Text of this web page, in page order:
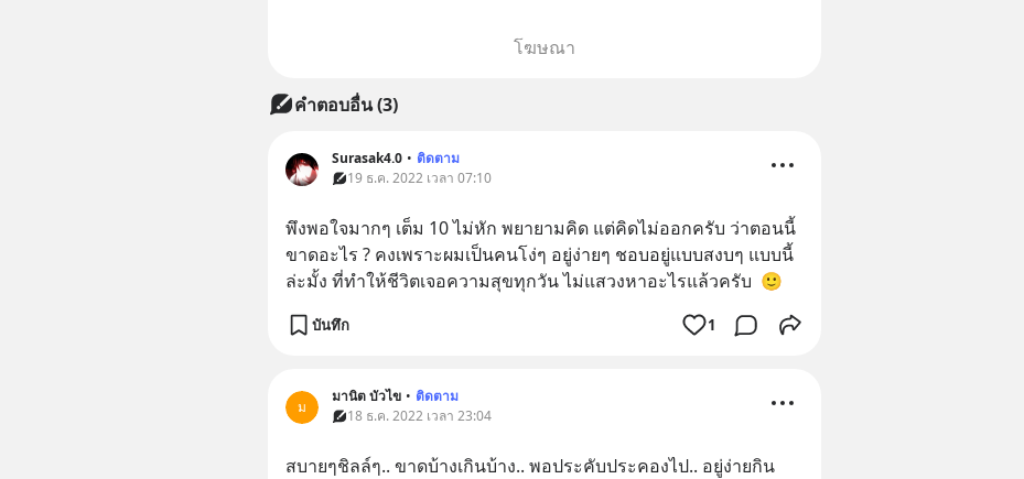
โฆษณา
คำตอบอื่น(3)
Surasak4.0 • ติดตาม
19 ธ.ค. 2022 เวลา 07:10
พึงพอใจมากๆ เต็ม 10 ไม่หัก พยายามคิด แต่คิดไม่ออกครับ ว่าตอนนี้
ขาดอะไร ? คงเพราะผมเป็นคนโง่ๆ อยู่ง่ายๆ ชอบอยู่แบบสงบๆ แบบนี้
ล่ะมั้ง ที่ทำให้ชีวิตเจอความสุขทุกวัน ไม่แสวงหาอะไรแล้วครับ  🙂
บันทึก 1
ม
มานิต บัวไข • ติดตาม
18 ธ.ค. 2022 เวลา 23:04
สบาย​ๆ​ชิลล์​ๆ.. ขาด​บ้าง​เกิน​บ้าง.. พอประคับประคอง​ไป.. อยู่​ง่าย​กิน​